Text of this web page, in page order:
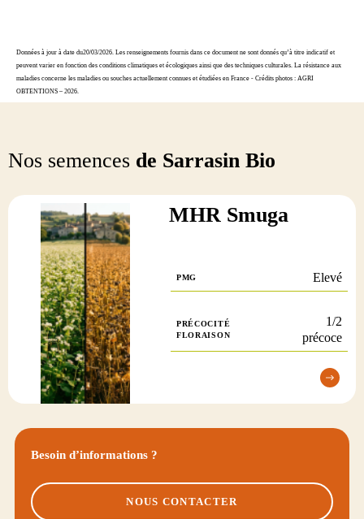
Données à jour à date du20/03/2026. Les renseignements fournis dans ce document ne sont donnés qu’à titre indicatif et
peuvent varier en fonction des conditions climatiques et écologiques ainsi que des techniques culturales. La résistance aux
maladies concerne les maladies ou souches actuellement connues et étudiées en France - Crédits photos : AGRI
OBTENTIONS – 2026.
Nos semences de Sarrasin Bio
MHR Smuga
PMG Elevé
PRÉCOCITÉ
FLORAISON
1/2
précoce
Besoin d’informations ?
NOUS CONTACTER